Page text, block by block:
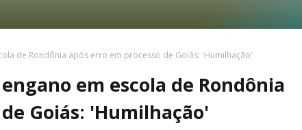
de Rondônia após erro em processo de Goiás: 'Humilhação'
em escola de Rondônia
Goiás: 'Humilhação'